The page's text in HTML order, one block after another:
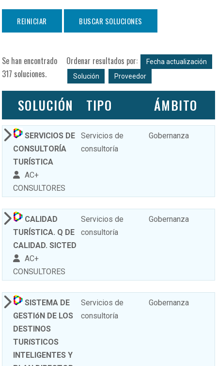
Se han encontrado
317 soluciones.
Ordenar resultados por:
Fecha actualización
Solución
Proveedor
SOLUCIÓN TIPO ÁMBITO
SERVICIOS DE
CONSULTORÍA
TURÍSTICA
AC+
CONSULTORES
Servicios de
consultoría
Gobernanza
CALIDAD
TURÍSTICA. Q DE
CALIDAD. SICTED
AC+
CONSULTORES
Servicios de
consultoría
Gobernanza
SISTEMA DE
GESTIóN DE LOS
DESTINOS
TURíSTICOS
INTELIGENTES Y
Servicios de
consultoría
Gobernanza